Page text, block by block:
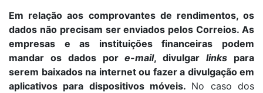
Em relação aos comprovantes de rendimentos, os
dados não precisam ser enviados pelos Correios. As
empresas e as instituições financeiras podem
mandar os dados pore-mail, divulgarlinks para
serem baixados na internet ou fazer a divulgação em
aplicativos para dispositivos móveis. No caso dos